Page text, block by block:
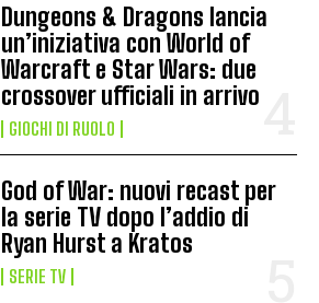
Dungeons & Dragons lancia
un’iniziativa con World of
Warcraft e Star Wars: due
crossover ufficiali in arrivo
GIOCHI DI RUOLO
God of War: nuovi recast per
la serie TV dopo l’addio di
Ryan Hurst a Kratos
SERIE TV